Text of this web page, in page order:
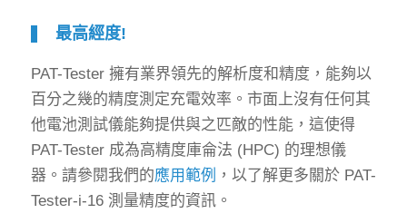
最高經度!
PAT-Tester 擁有業界領先的解析度和精度，能夠以
百分之幾的精度測定充電效率。市面上沒有任何其
他電池測試儀能夠提供與之匹敵的性能，這使得
PAT-Tester 成為高精度庫侖法 (HPC) 的理想儀
器。請參閱我們的應用範例 ，以了解更多關於 PAT-
Tester-i-16 測量精度的資訊。